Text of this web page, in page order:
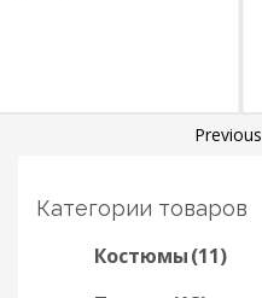
Previous
Категории товаров
Костюмы(11)